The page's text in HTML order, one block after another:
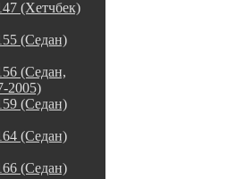
(Хетчбек)
(Седан)
(Седан,
2005)
(Седан)
(Седан)
(Седан)